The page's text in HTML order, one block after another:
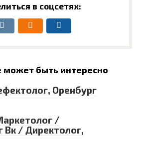
в соцсетях:
быть интересно
Оренбург
/
Вк / Директолог,